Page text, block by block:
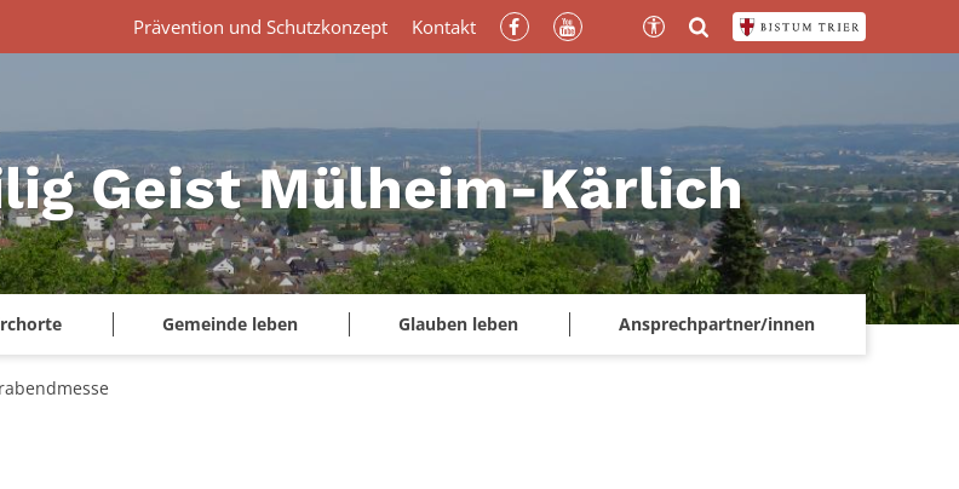
Geist Mülheim-Kärlich
Gemeinde leben Glauben leben Ansprechpartner/innen
Prävention und Schutzkonzept Kontakt